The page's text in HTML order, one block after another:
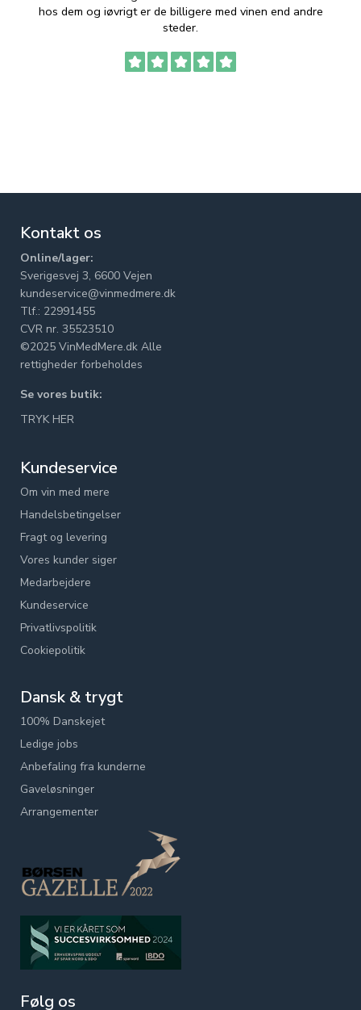
hos dem og iøvrigt er de billigere med vinen end andre
steder.
Kontakt os
Online/lager:
Sverigesvej 3, 6600 Vejen
kundeservice@vinmedmere.dk
Tlf.: 22991455
CVR nr. 35523510
©2025 VinMedMere.dk Alle
rettigheder forbeholdes
Se vores butik:
TRYK HER
Kundeservice
Om vin med mere
Handelsbetingelser
Fragt og levering
Vores kunder siger
Medarbejdere
Kundeservice
Privatlivspolitik
Cookiepolitik
Dansk & trygt
100% Danskejet
Ledige jobs
Anbefaling fra kunderne
Gaveløsninger
Arrangementer
Følg os